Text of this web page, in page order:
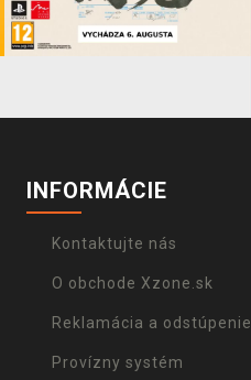
INFORMÁCIE
Kontaktujte nás
O obchode Xzone.sk
Reklamácia a odstúpenie
Provízny systém